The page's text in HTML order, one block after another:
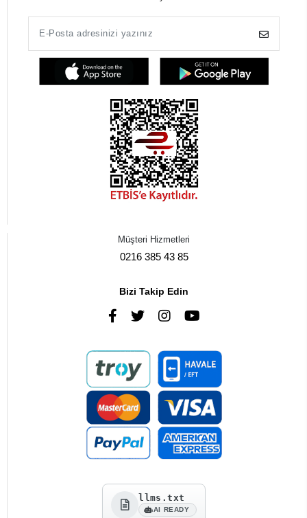
Müşteri Hizmetleri
0216 385 43 85
Bizi Takip Edin
llms.txt
AI READY